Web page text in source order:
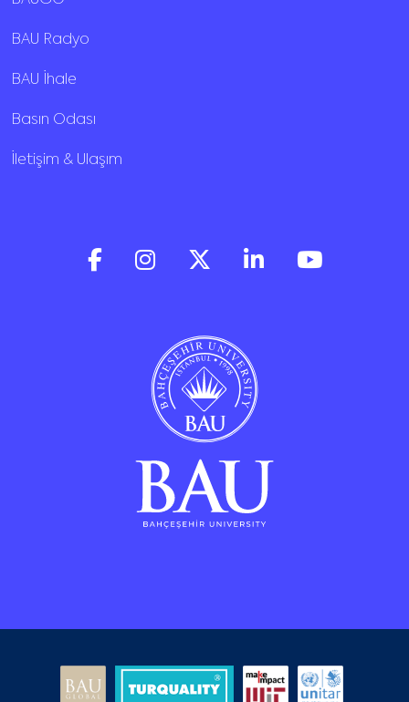
BAU Radyo
BAU İhale
Basın Odası
İletişim & Ulaşım